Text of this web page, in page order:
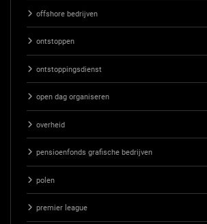
offshore bedrijven
ontstoppen
ontstoppingsdienst
open dag organiseren
overheid
pensioenfonds grafische bedrijven
polen
premier league